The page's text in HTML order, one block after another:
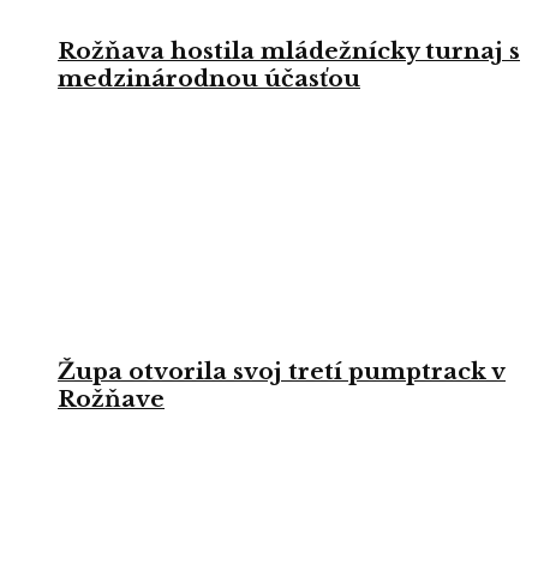
Rožňava hostila mládežnícky turnaj s
medzinárodnou účasťou
Župa otvorila svoj tretí pumptrack v
Rožňave